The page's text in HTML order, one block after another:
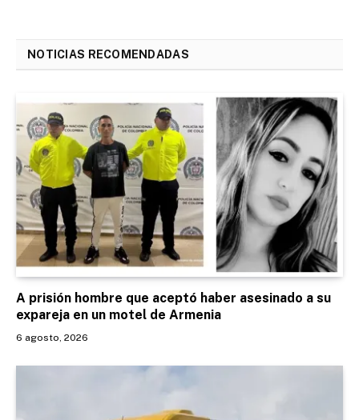
NOTICIAS RECOMENDADAS
A prisión hombre que aceptó haber asesinado a su
expareja en un motel de Armenia
6 agosto, 2026